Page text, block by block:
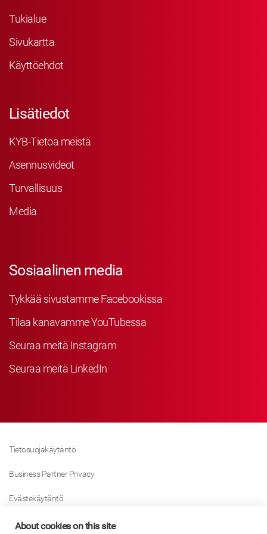
Tukialue
Sivukartta
Käyttöehdot
Lisätiedot
KYB-Tietoa meistä
Asennusvideot
Turvallisuus
Media
Sosiaalinen media
Tykkää sivustamme Facebookissa
Tilaa kanavamme YouTubessa
Seuraa meitä Instagram
Seuraa meitä LinkedIn
Tietosuojakäytäntö
Business Partner Privacy
Evästekäytäntö
Modern Slavery Act Policy
About cookies on this site